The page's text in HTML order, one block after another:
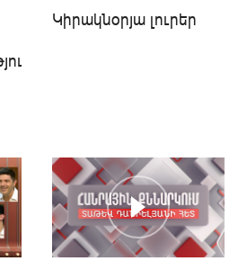
Կիրակնօրյա լուրեր